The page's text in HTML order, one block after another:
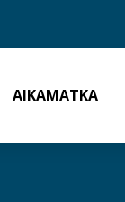
AIKAMATKA